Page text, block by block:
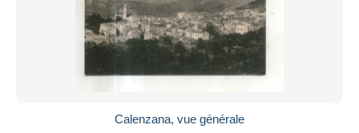
Calenzana, vue générale